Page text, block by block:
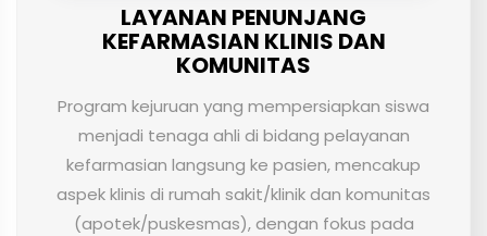
LAYANAN PENUNJANG
KEFARMASIAN KLINIS DAN
KOMUNITAS
Program kejuruan yang mempersiapkan siswa
menjadi tenaga ahli di bidang pelayanan
kefarmasian langsung ke pasien, mencakup
aspek klinis di rumah sakit/klinik dan komunitas
(apotek/puskesmas), dengan fokus pada